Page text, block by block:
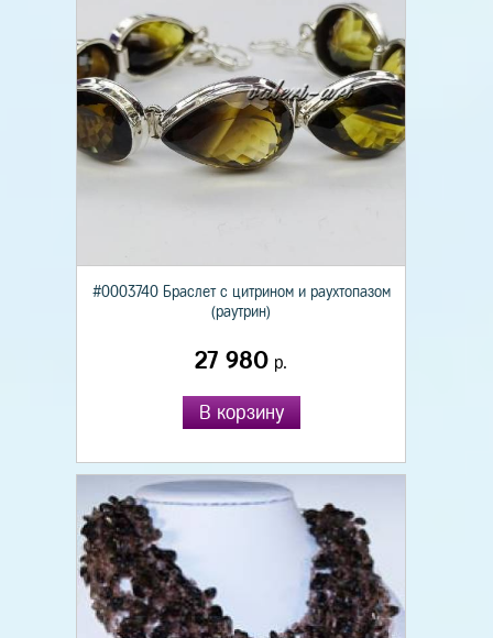
#0003740 Браслет с цитрином и раухтопазом
(раутрин)
27 980 р.
В корзину